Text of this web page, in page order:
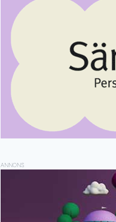
ANNONS